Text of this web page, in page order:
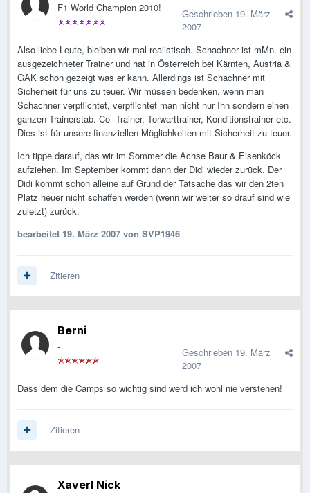
F1 World Champion 2010! Geschrieben 19. März
2007
Also liebe Leute, bleiben wir mal realistisch. Schachner ist mMn. ein
ausgezeichneter Trainer und hat in Österreich bei Kärnten, Austria &
GAK schon gezeigt was er kann. Allerdings ist Schachner mit
Sicherheit für uns zu teuer. Wir müssen bedenken, wenn man
Schachner verpflichtet, verpflichtet man nicht nur Ihn sondern einen
ganzen Trainerstab. Co- Trainer, Torwarttrainer, Konditionstrainer etc.
Dies ist für unsere finanziellen Möglichkeiten mit Sicherheit zu teuer.
Ich tippe darauf, das wir im Sommer die Achse Baur & Eisenköck
aufziehen. Im September kommt dann der Didi wieder zurück. Der
Didi kommt schon alleine auf Grund der Tatsache das wir den 2ten
Platz heuer nicht schaffen werden (wenn wir weiter so drauf sind wie
zuletzt) zurück.
bearbeitet 19. März 2007 von SVP1946
Zitieren
Berni
- Geschrieben 19. März
2007
Dass dem die Camps so wichtig sind werd ich wohl nie verstehen!
Zitieren
Xaverl Nick